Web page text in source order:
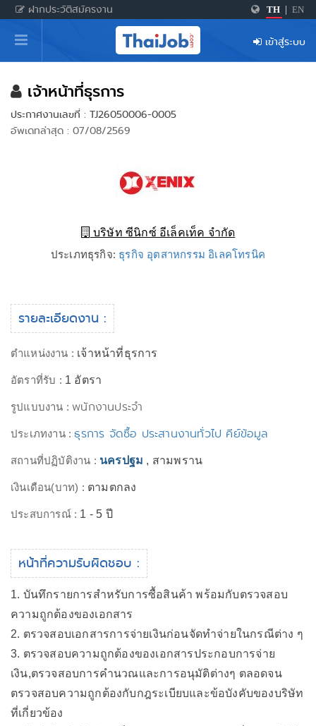
ฝากประวัติสมัครงาน TH EN
หน้าหลัก
ผู้สมัครงาน: เข้าสู่ระบบ
ฝากประวัติสมัครงาน
เกร็ดความรู้
สำหรับผู้ประกอบการ
เข้าสู่ระบบ
เจ้าหน้าที่ธุรการ
ประกาศงานเลขที่ : TJ26050006-0005
อัพเดทล่าสุด : 07/08/2569
บริษัท ซีนิกซ์ อีเล็คเท็ค จำกัด
ประเภทธุรกิจ: ธุรกิจ อุตสาหกรรม อิเลคโทรนิค
รายละเอียดงาน :
ตำแหน่งงาน : เจ้าหน้าที่ธุรการ
อัตราที่รับ : 1 อัตรา
รูปแบบงาน :พนักงานประจำ
ประเภทงาน :ธุรการ จัดซื้อ ประสานงานทั่วไป คีย์ข้อมูล
สถานที่ปฏิบัติงาน : นครปฐม , สามพราน
เงินเดือน(บาท) : ตามตกลง
ประสบการณ์ : 1 - 5 ปี
หน้าที่ความรับผิดชอบ :
1. บันทึกรายการสำหรับการซื้อสินค้า พร้อมกับตรวจสอบ
ความถูกต้องของเอกสาร
2. ตรวจสอบเอกสารการจ่ายเงินก่อนจัดทำจ่ายในกรณีต่าง ๆ
3. ตรวจสอบความถูกต้องของเอกสารประกอบการจ่าย
เงิน,ตรวจสอบการคำนวณและการอนุมัติต่างๆ ตลอดจน
ตรวจสอบความถูกต้องกับกฎระเบียบและข้อบังคับของบริษัท
ที่เกี่ยวข้อง